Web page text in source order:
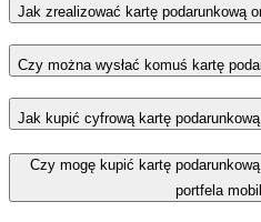
Jak zrealizować kartę podarunkową
Czy można wysłać komuś kartę
Jak kupić cyfrową kartę
Czy mogę kupić kartę
portfela